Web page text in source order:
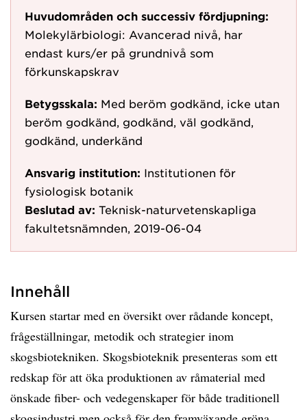
Huvudområden och successiv fördjupning:
Molekylärbiologi: Avancerad nivå, har
endast kurs/er på grundnivå som
förkunskapskrav
Betygsskala: Med beröm godkänd, icke utan
beröm godkänd, godkänd, väl godkänd,
godkänd, underkänd
Ansvarig institution: Institutionen för
fysiologisk botanik
Beslutad av: Teknisk-naturvetenskapliga
fakultetsnämnden, 2019-06-04
Innehåll
Kursen startar med en översikt over rådande koncept,
frågeställningar, metodik och strategier inom
skogsbiotekniken. Skogsbioteknik presenteras som ett
redskap för att öka produktionen av råmaterial med
önskade fiber- och vedegenskaper för både traditionell